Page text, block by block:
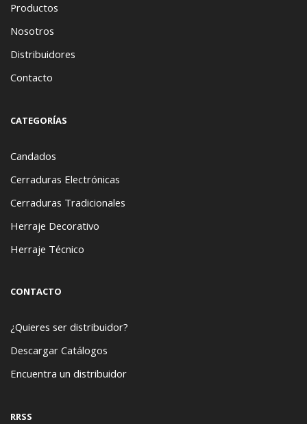
Productos
Nosotros
Distribuidores
Contacto
CATEGORÍAS
Candados
Cerraduras Electrónicas
Cerraduras Tradicionales
Herraje Decorativo
Herraje Técnico
CONTACTO
¿Quieres ser distribuidor?
Descargar Catálogos
Encuentra un distribuidor
RRSS